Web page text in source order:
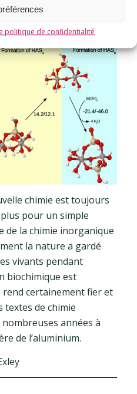
politique de confidentialité
chimie est toujours
pour un simple
de la chimie inorganique
la nature a gardé
vivants pendant
biochimique est
certainement fier et
textes de chimie
années à
de l’aluminium.